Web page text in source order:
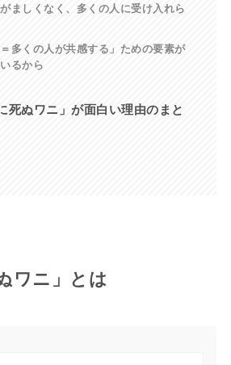
ましくなく、多くの人に受け入れら
＝多くの人が共感する」ための要素が
るから
死ぬワニ」が面白い理由のまと
ワニ」とは